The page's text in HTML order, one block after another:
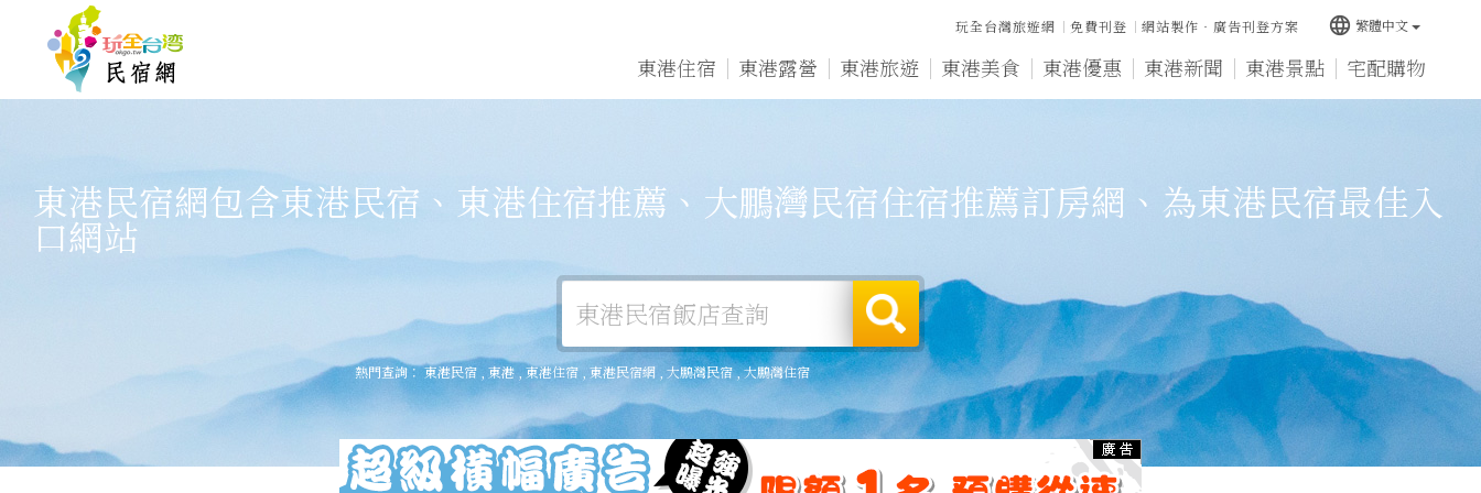
東港住宿 東港露營 東港旅遊 東港美食 東港優惠 東港新聞 東港景點 宅配購物
玩全台灣旅遊網 免費刊登 網站製作‧廣告刊登方案 language 繁體中文
東港民宿網包含東港民宿、東港住宿推薦、大鵬灣民宿住宿推薦訂房網、為東港民宿最佳入
口網站
熱門查詢：東港民宿 東港 東港住宿 東港民宿網 大鵬灣民宿,大鵬灣住宿